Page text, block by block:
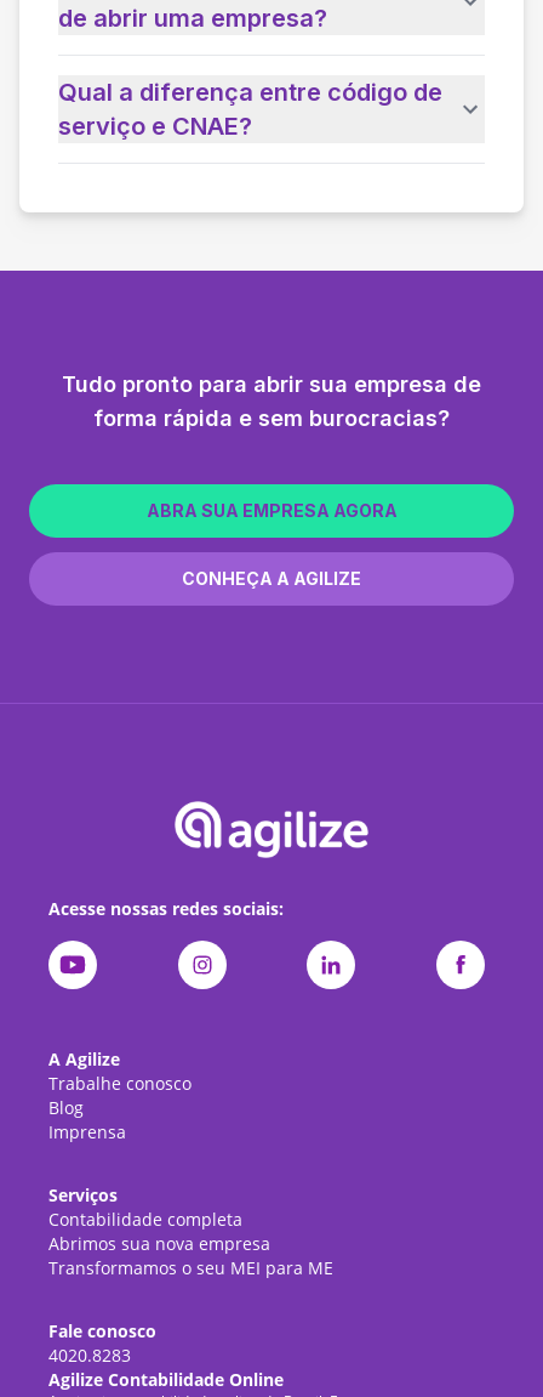
de abrir uma empresa?
Qual a diferença entre código de
serviço e CNAE?
Tudo pronto para abrir sua empresa de
forma rápida e sem burocracias?
ABRA SUA EMPRESA AGORA
CONHEÇA A AGILIZE
Acesse nossas redes sociais:
A Agilize
Trabalhe conosco
Blog
Imprensa
Serviços
Contabilidade completa
Abrimos sua nova empresa
Transformamos o seu MEI para ME
Fale conosco
4020.8283
Agilize Contabilidade Online